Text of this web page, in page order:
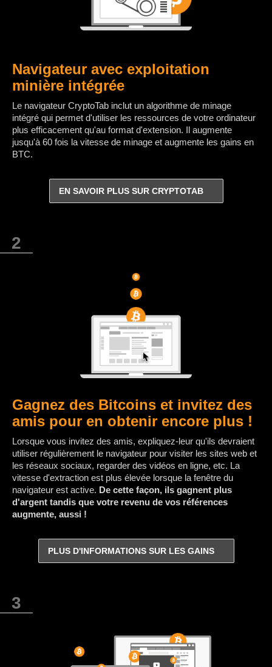
Navigateur avec exploitation
minière intégrée
Le navigateur CryptoTab inclut un algorithme de minage
intégré qui permet d'utiliser les ressources de votre ordinateur
plus efficacement qu'au format d'extension. Il augmente
jusqu'à 60 fois la vitesse de minage et augmente les gains en
BTC.
EN SAVOIR PLUS SUR CRYPTOTAB
Gagnez des Bitcoins et invitez des
amis pour en obtenir encore plus !
Lorsque vous invitez des amis, expliquez-leur qu'ils devraient
utiliser régulièrement le navigateur pour visiter les sites web et
les réseaux sociaux, regarder des vidéos en ligne, etc. La
vitesse d'extraction est plus élevée lorsque la fenêtre du
navigateur est active. De cette façon, ils gagnent plus
d'argent tandis que votre revenu de vos références
augmente, aussi !
PLUS D'INFORMATIONS SUR LES GAINS